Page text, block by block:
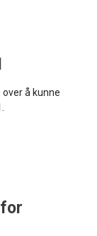
å kunne